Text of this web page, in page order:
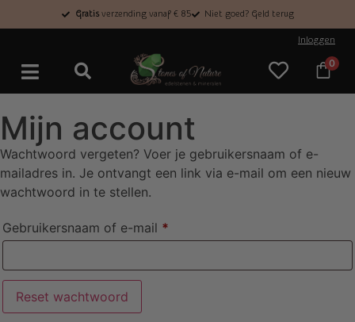
Gratisverzending vanaf € 85 Niet goed? Geld terug
Inloggen
0
Mijn account
Wachtwoord vergeten? Voer je gebruikersnaam of e-
mailadres in. Je ontvangt een link via e-mail om een nieuw
wachtwoord in te stellen.
Gebruikersnaam of e-mail *
Reset wachtwoord